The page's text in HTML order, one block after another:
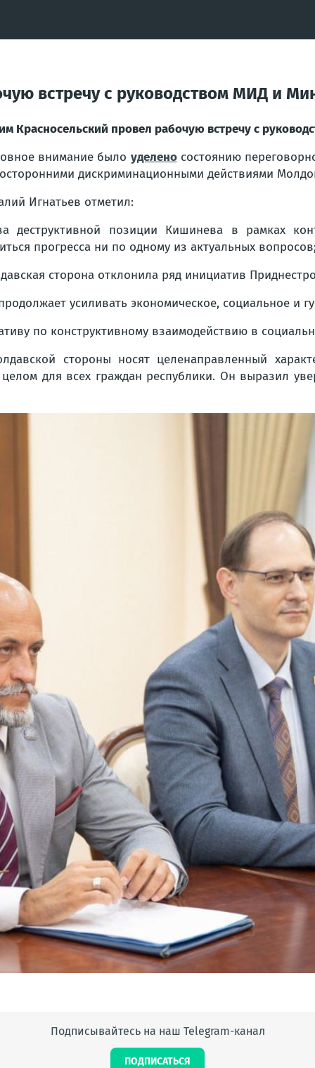
встречу с руководством МИД и
Красносельский провел рабочую встречу с
внимание было уделеносостоянию
дискриминационными действиями
Игнатьев отметил:
деструктивной позиции Кишинева в рамках
прогресса ни по одному из актуальных
сторона отклонила ряд инициатив
усиливать экономическое, социальное и
по конструктивному взаимодействию в
стороны носят целенаправленный
для всех граждан республики. Он выразил
Подписывайтесь на наш Telegram-канал
ПОДПИСАТЬСЯ